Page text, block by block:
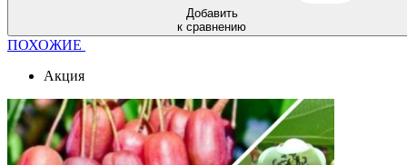
Добавить
к сравнению
ПОХОЖИЕ
Акция